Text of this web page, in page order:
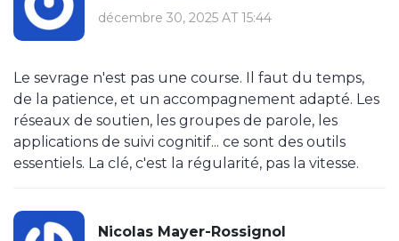
décembre 30, 2025 AT 15:44
Le sevrage n'est pas une course. Il faut du temps,
de la patience, et un accompagnement adapté. Les
réseaux de soutien, les groupes de parole, les
applications de suivi cognitif... ce sont des outils
essentiels. La clé, c'est la régularité, pas la vitesse.
Nicolas Mayer-Rossignol